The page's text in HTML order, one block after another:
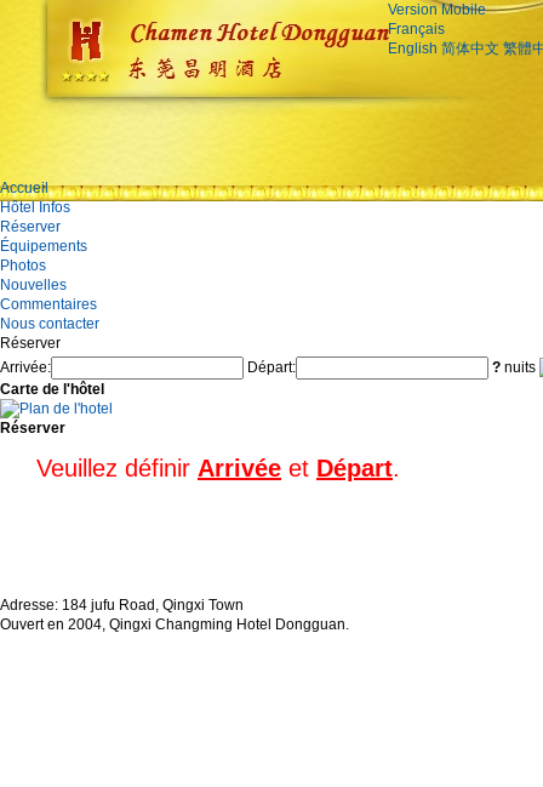
Version Mobile
Français
English 简体中文 繁體
Accueil
Hôtel Infos
Réserver
Équipements
Photos
Nouvelles
Commentaires
Nous contacter
Réserver
Arrivée:
Départ: ? nuits
Carte de l'hôtel
Réserver
Veuillez définir Arrivée et Départ.
Adresse: 184 jufu Road, Qingxi Town
Ouvert en 2004, Qingxi Changming Hotel Dongguan.